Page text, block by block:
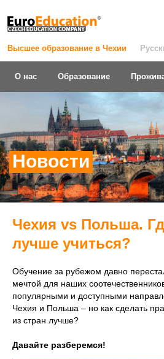
Высшее образование в Чехии
О нас Образование
Новости
Чехия vs Польша.
лучше учиться?
Обучение за рубежом давно
мечтой для наших
популярными и доступными
Чехия и Польша – но как сделать
из стран лучше?
Давайте разберемся!